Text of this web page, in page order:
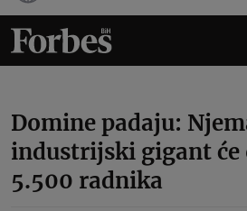
Domine padaju:
industrijski gigant
5.500 radnika